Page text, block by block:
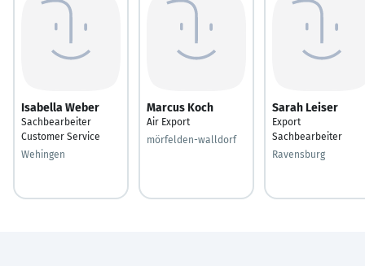
Isabella Weber
Sachbearbeiter
Customer Service
Wehingen
Marcus Koch
Air Export
mörfelden-walldorf
Sarah Leiser
Export
Sachbearbeiter
Ravensburg